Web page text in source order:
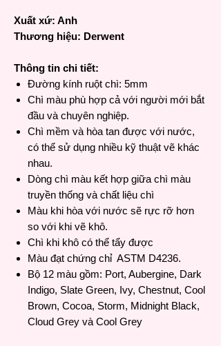
Xuất xứ: Anh
Thương hiệu: Derwent
Thông tin chi tiết:
Đường kính ruột chì: 5mm
Chì màu phù hợp cả với người mới bắt
đầu và chuyên nghiệp.
Chì mềm và hòa tan được với nước,
có thể sử dụng nhiều kỹ thuật vẽ khác
nhau.
Dòng chì màu kết hợp giữa chì màu
truyền thống và chất liệu chì
Màu khi hòa với nước sẽ rực rỡ hơn
so với khi vẽ khô.
Chì khi khô có thể tẩy được
Màu đạt chứng chỉ ASTM D4236.
Bộ 12 màu gồm: Port, Aubergine, Dark
Indigo, Slate Green, Ivy, Chestnut, Cool
Brown, Cocoa, Storm, Midnight Black,
Cloud Grey và Cool Grey